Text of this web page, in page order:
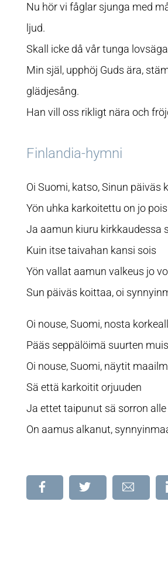
Nu hör vi fåglar sjunga med
ljud.
Skall icke då vår tunga
Min själ, upphöj Guds ära,
glädjesång.
Han vill oss rikligt nära och
Finlandia-hymni
Oi Suomi, katso, Sinun päiväs
Yön uhka karkoitettu on jo pois
Ja aamun kiuru kirkkaudessa
Kuin itse taivahan kansi sois
Yön vallat aamun valkeus jo
Sun päiväs koittaa, oi
Oi nouse, Suomi, nosta
Pääs seppälöimä suurten
Oi nouse, Suomi, näytit
Sä että karkoitit orjuuden
Ja ettet taipunut sä sorron alle
On aamus alkanut,